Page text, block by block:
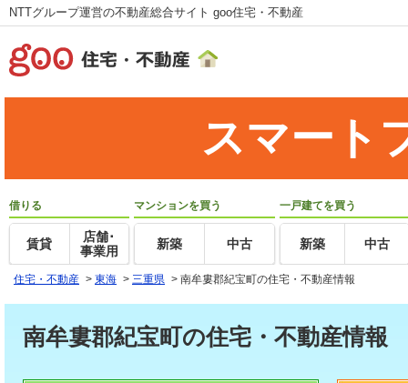
NTTグループ運営の不動産総合サイト goo住宅・不動産
スマート
借りる
賃貸
店舗･
事業用
マンションを買う
新築 中古
一戸建てを買う
新築 中古
住宅・不動産 > 東海 > 三重県 > 南牟婁郡紀宝町の住宅・不動産情報
南牟婁郡紀宝町の住宅・不動産情報